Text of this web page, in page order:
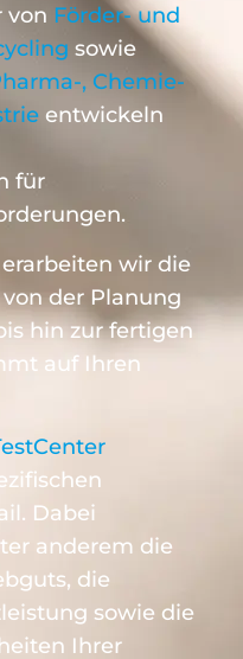
von Förder- und
sowie
, Chemie-
entwickeln
für
wir die
der Planung
hin zur fertigen
auf Ihren
Dabei
anderem die
die
sowie die
Ihrer